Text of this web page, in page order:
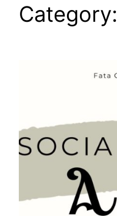
Category: